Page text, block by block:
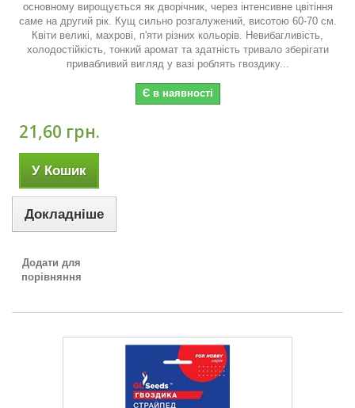
основному вирощується як дворічник, через інтенсивне цвітіння
саме на другий рік. Кущ сильно розгалужений, висотою 60-70 см.
Квіти великі, махрові, п'яти різних кольорів. Невибагливість,
холодостійкість, тонкий аромат та здатність тривало зберігати
привабливий вигляд у вазі роблять гвоздику...
Є в наявності
21,60 грн.
У Кошик
Докладніше
Додати для
порівняння